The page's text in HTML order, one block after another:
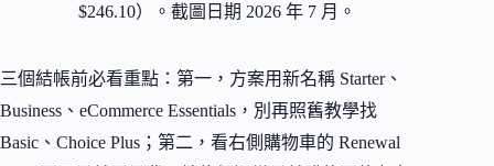
$246.10）。截圖日期 2026 年 7 月。
三個結帳前必看重點：第一，方案用新名稱 Starter、
Business、eCommerce Essentials，別再照舊教學找
Basic、Choice Plus；第二，看右側購物車的 Renewal